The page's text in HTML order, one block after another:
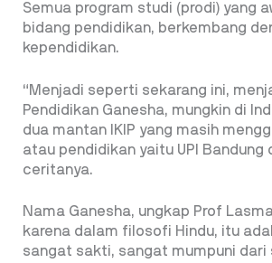
Semua program studi (prodi) yang
bidang pendidikan, berkembang
kependidikan.
“Menjadi seperti sekarang ini,
Pendidikan Ganesha, mungkin di
dua mantan IKIP yang masih
atau pendidikan yaitu UPI Bandung
ceritanya.
Nama Ganesha, ungkap Prof
karena dalam filosofi Hindu, itu
sangat sakti, sangat mumpuni dari